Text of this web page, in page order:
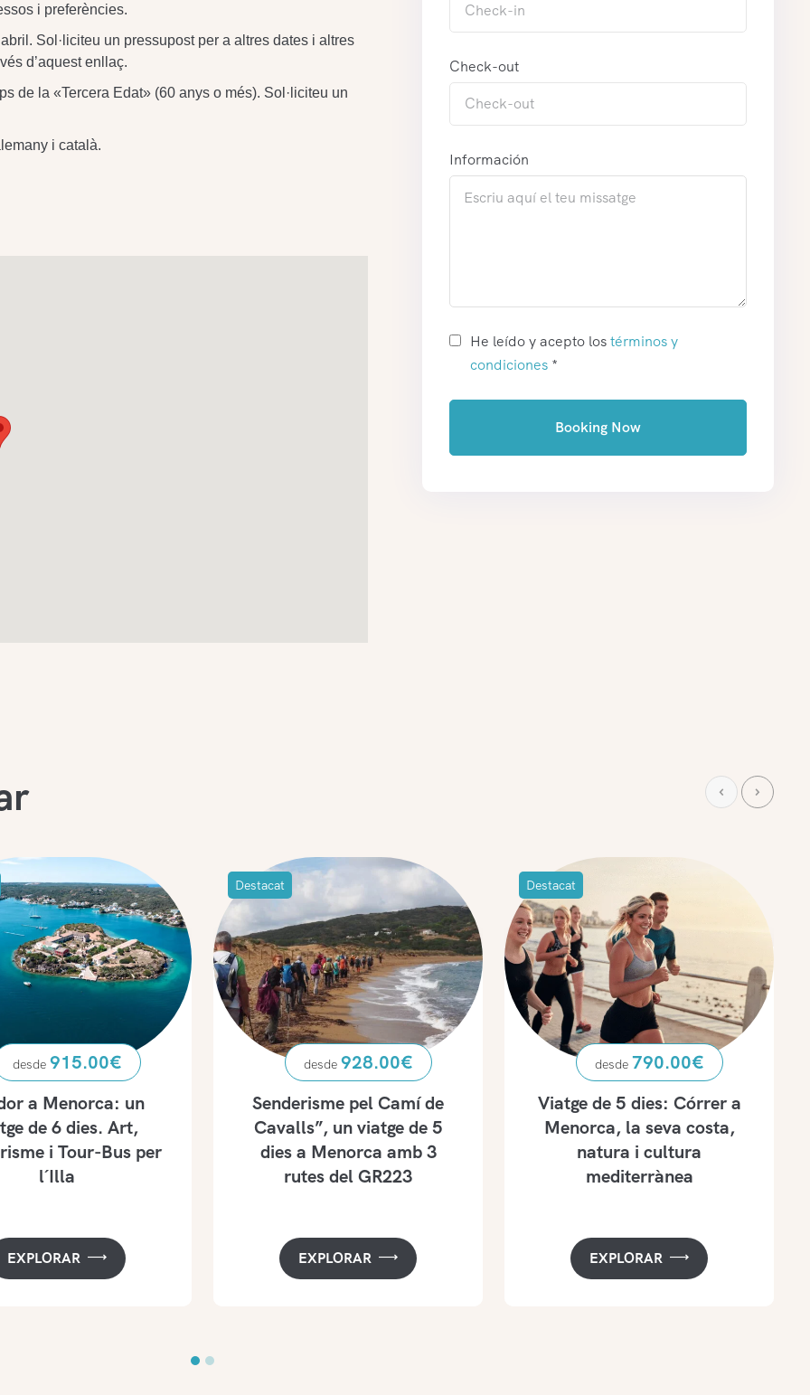
i preferències.
Sol·liciteu un pressupost per a altres dates i altres
d’aquest enllaç.
de la «Tercera Edat» (60 anys o més). Sol·liciteu un
i català.
Check-out
Información
He leído y acepto lostérminos y
condiciones *
Booking Now
a Menorca: un
de 6 dies. Art,
i Tour-Bus per
l´Illa
915.00€
EXPLORAR
Destacat
Senderisme pel Camí de
Cavalls”, un viatge de 5
dies a Menorca amb 3
rutes del GR223
928.00€
EXPLORAR
Destacat
Viatge de 5 dies: Córrer a
Menorca, la seva costa,
natura i cultura
mediterrànea
790.00€
EXPLORAR